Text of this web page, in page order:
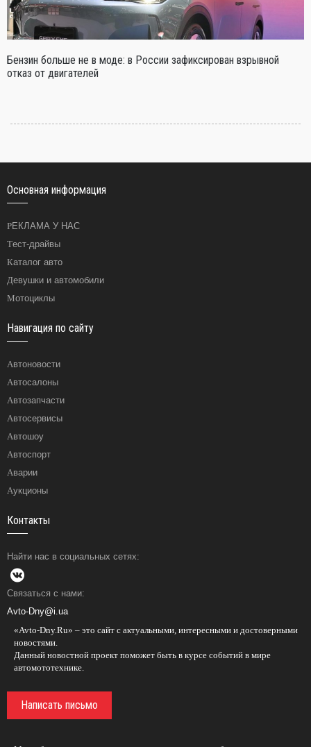
Бензин больше не в моде: в России зафиксирован взрывной
отказ от двигателей
Основная информация
РЕКЛАМА У НАС
Тест-драйвы
Каталог авто
Девушки и автомобили
Мотоциклы
Навигация по сайту
Автоновости
Автосалоны
Автозапчасти
Автосервисы
Автошоу
Автоспорт
Аварии
Аукционы
Контакты
Найти нас в социальных сетях:
Связаться с нами:
Avto-Dny@i.ua
«Avto-Dny.Ru» – это сайт с актуальными, интересными и достоверными
новостями.
Данный новостной проект поможет быть в курсе событий в мире
автомототехнике.
Написать письмо